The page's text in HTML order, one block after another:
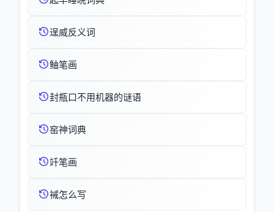
逞威反义词
鲉笔画
封瓶口不用机器的谜语
窑神词典
竏笔画
祴怎么写